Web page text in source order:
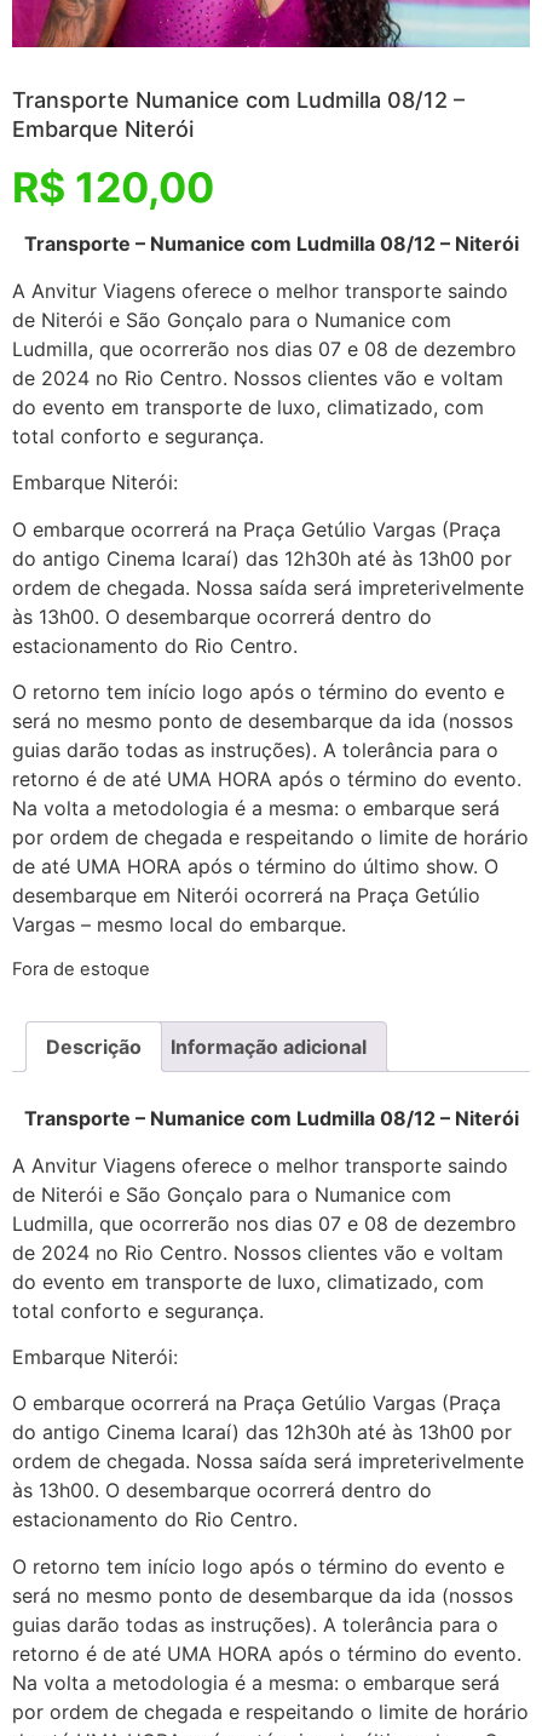
Transporte Numanice com Ludmilla 08/12 –
Embarque Niterói
R$ 120,00
Transporte – Numanice com Ludmilla 08/12 – Niterói
A Anvitur Viagens oferece o melhor transporte saindo
de Niterói e São Gonçalo para o Numanice com
Ludmilla, que ocorrerão nos dias 07 e 08 de dezembro
de 2024 no Rio Centro. Nossos clientes vão e voltam
do evento em transporte de luxo, climatizado, com
total conforto e segurança.
Embarque Niterói:
O embarque ocorrerá na Praça Getúlio Vargas (Praça
do antigo Cinema Icaraí) das 12h30h até às 13h00 por
ordem de chegada. Nossa saída será impreterivelmente
às 13h00. O desembarque ocorrerá dentro do
estacionamento do Rio Centro.
O retorno tem início logo após o término do evento e
será no mesmo ponto de desembarque da ida (nossos
guias darão todas as instruções). A tolerância para o
retorno é de até UMA HORA após o término do evento.
Na volta a metodologia é a mesma: o embarque será
por ordem de chegada e respeitando o limite de horário
de até UMA HORA após o término do último show. O
desembarque em Niterói ocorrerá na Praça Getúlio
Vargas – mesmo local do embarque.
Fora de estoque
Descrição Informação adicional
Transporte – Numanice com Ludmilla 08/12 – Niterói
A Anvitur Viagens oferece o melhor transporte saindo
de Niterói e São Gonçalo para o Numanice com
Ludmilla, que ocorrerão nos dias 07 e 08 de dezembro
de 2024 no Rio Centro. Nossos clientes vão e voltam
do evento em transporte de luxo, climatizado, com
total conforto e segurança.
Embarque Niterói:
O embarque ocorrerá na Praça Getúlio Vargas (Praça
do antigo Cinema Icaraí) das 12h30h até às 13h00 por
ordem de chegada. Nossa saída será impreterivelmente
às 13h00. O desembarque ocorrerá dentro do
estacionamento do Rio Centro.
O retorno tem início logo após o término do evento e
será no mesmo ponto de desembarque da ida (nossos
guias darão todas as instruções). A tolerância para o
retorno é de até UMA HORA após o término do evento.
Na volta a metodologia é a mesma: o embarque será
por ordem de chegada e respeitando o limite de horário